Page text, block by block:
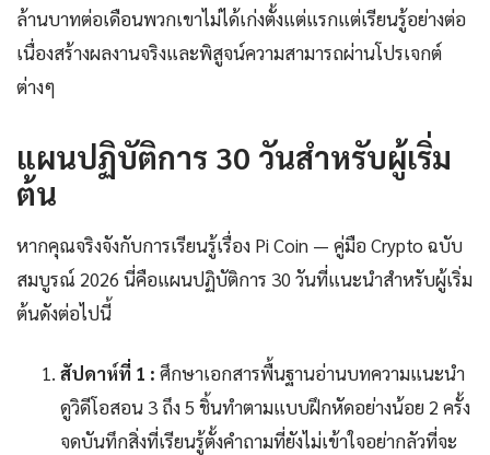
ล้านบาทต่อเดือนพวกเขาไม่ได้เก่งตั้งแต่แรกแต่เรียนรู้อย่างต่อ
เนื่องสร้างผลงานจริงและพิสูจน์ความสามารถผ่านโปรเจกต์
ต่างๆ
แผนปฏิบัติการ 30 วันสำหรับผู้เริ่ม
ต้น
หากคุณจริงจังกับการเรียนรู้เรื่อง Pi Coin — คู่มือ Crypto ฉบับ
สมบูรณ์ 2026 นี่คือแผนปฏิบัติการ 30 วันที่แนะนำสำหรับผู้เริ่ม
ต้นดังต่อไปนี้
สัปดาห์ที่ 1 : ศึกษาเอกสารพื้นฐานอ่านบทความแนะนำ
ดูวิดีโอสอน 3 ถึง 5 ชิ้นทำตามแบบฝึกหัดอย่างน้อย 2 ครั้ง
จดบันทึกสิ่งที่เรียนรู้ตั้งคำถามที่ยังไม่เข้าใจอย่ากลัวที่จะ